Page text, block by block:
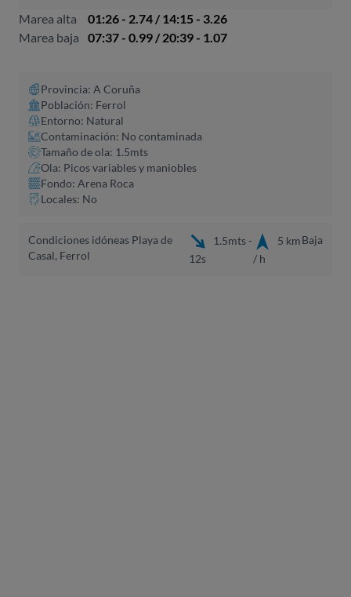
Marea alta
01:26 - 2.74 / 14:15 - 3.26
Marea baja
07:37 - 0.99 / 20:39 - 1.07
Provincia: A Coruña​
Población: Ferrol
Entorno: Natural
Contaminación: No contaminada
Tamaño de ola: 1.5mts
Ola: Picos variables y maniobles
Fondo: Arena Roca
Locales: No
Condiciones idóneas Playa de
Casal, Ferrol
1.5mts -
12s
5 km
/ h
Baja